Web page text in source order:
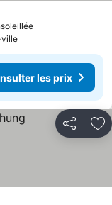
ville
les prix
Partager